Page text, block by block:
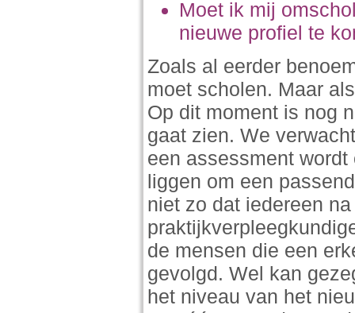
Moet ik mij
nieuwe profiel te
Zoals al eerder
moet scholen. Maar
Op dit moment is nog
gaat zien. We
een assessment
liggen om een
niet zo dat iedereen
de mensen die een
gevolgd. Wel kan
het niveau van het